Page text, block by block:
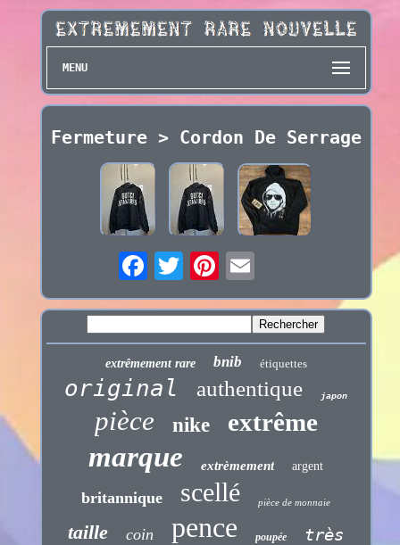
MENU
Fermeture > Cordon De Serrage
extrêmement rare bnib étiquettes
original authentique japon
pièce nike extrême
marque extrèmement argent
britannique scellé pièce de monnaie
taille coin pence poupée très